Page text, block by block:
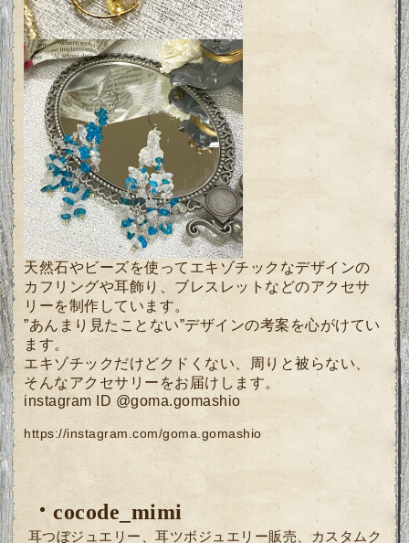
天然石やビーズを使ってエキゾチックなデザインの
カフリングや耳飾り、ブレスレットなどのアクセサ
リーを制作しています。
”あんまり見たことない”デザインの考案を心がけてい
ます。
エキゾチックだけどクドくない、周りと被らない、
そんなアクセサリーをお届けします。
instagram ID @goma.gomashio
https://instagram.com/goma.gomashio
・cocode_mimi
耳つぼジュエリー、耳ツボジュエリー販売、カスタムク